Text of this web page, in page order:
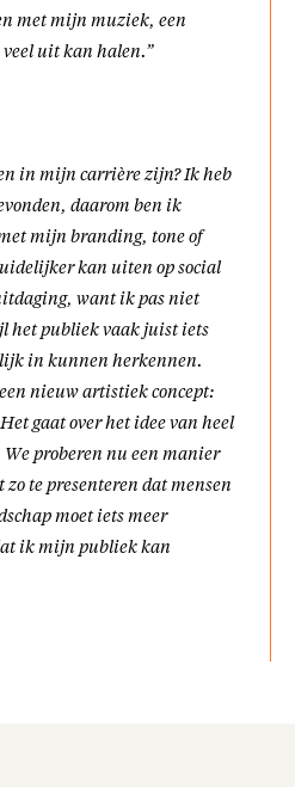
met mijn muziek, een
uit kan halen.”
in mijn carrière zijn? Ik heb
daarom ben ik
mijn branding, tone of
kan uiten op social
want ik pas niet
het publiek vaak juist iets
in kunnen herkennen.
nieuw artistiek concept:
Het gaat over het idee van heel
proberen nu een manier
zo te presenteren dat mensen
moet iets meer
ik mijn publiek kan